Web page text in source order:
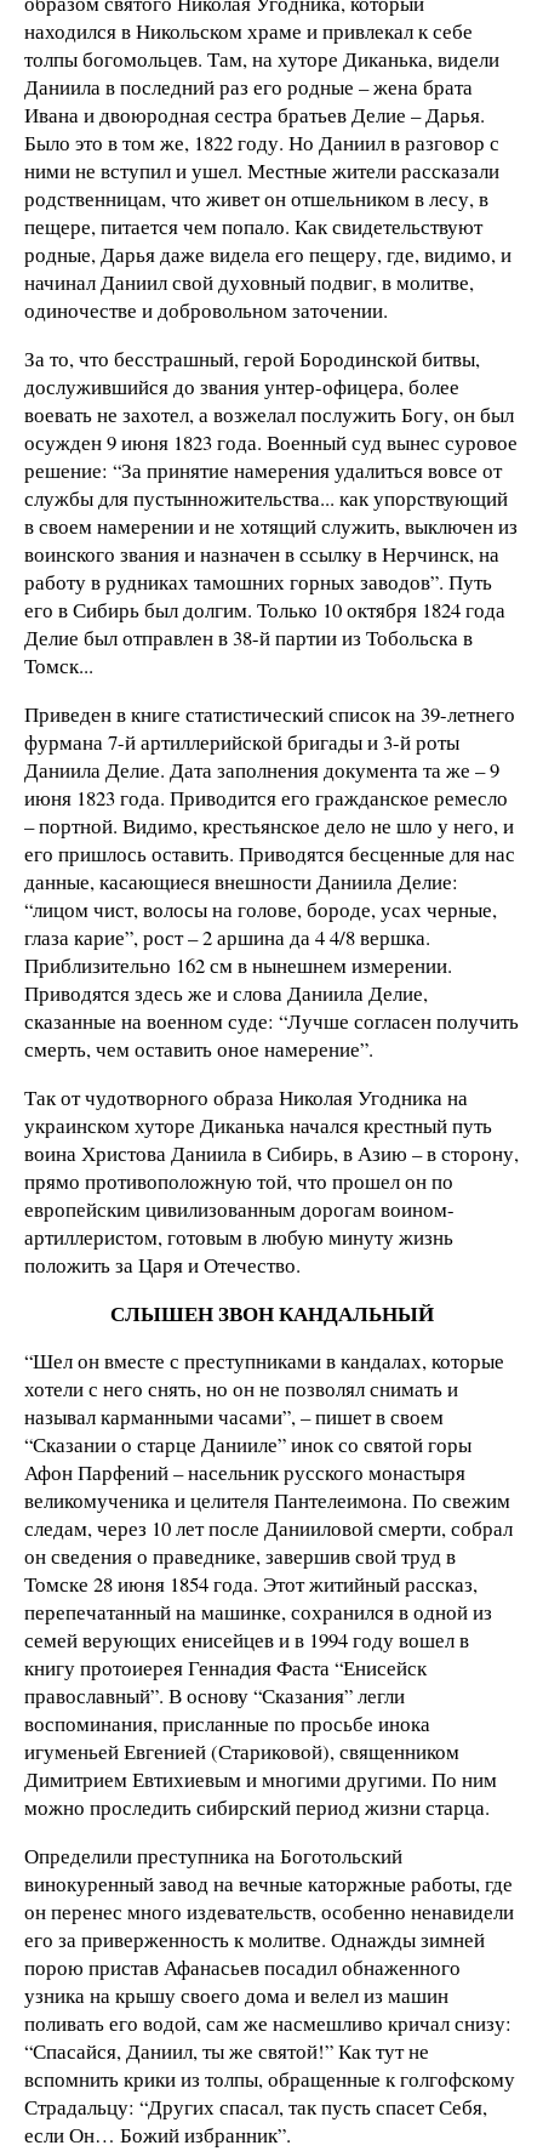
находился в Никольском храме и привлекал к себе
толпы богомольцев. Там, на хуторе Диканька, видели
Даниила в последний раз его родные – жена брата
Ивана и двоюродная сестра братьев Делие – Дарья.
Было это в том же, 1822 году. Но Даниил в разговор с
ними не вступил и ушел. Местные жители рассказали
родственницам, что живет он отшельником в лесу, в
пещере, питается чем попало. Как свидетельствуют
родные, Дарья даже видела его пещеру, где, видимо, и
начинал Даниил свой духовный подвиг, в молитве,
одиночестве и добровольном заточении.
За то, что бесстрашный, герой Бородинской битвы,
дослужившийся до звания унтер-офицера, более
воевать не захотел, а возжелал послужить Богу, он был
осужден 9 июня 1823 года. Военный суд вынес суровое
решение: “За принятие намерения удалиться вовсе от
службы для пустынножительства... как упорствующий
в своем намерении и не хотящий служить, выключен из
воинского звания и назначен в ссылку в Нерчинск, на
работу в рудниках тамошних горных заводов”. Путь
его в Сибирь был долгим. Только 10 октября 1824 года
Делие был отправлен в 38-й партии из Тобольска в
Томск...
Приведен в книге статистический список на 39-летнего
фурмана 7-й артиллерийской бригады и 3-й роты
Даниила Делие. Дата заполнения документа та же – 9
июня 1823 года. Приводится его гражданское ремесло
– портной. Видимо, крестьянское дело не шло у него, и
его пришлось оставить. Приводятся бесценные для нас
данные, касающиеся внешности Даниила Делие:
“лицом чист, волосы на голове, бороде, усах черные,
глаза карие”, рост – 2 аршина да 4 4/8 вершка.
Приблизительно 162 см в нынешнем измерении.
Приводятся здесь же и слова Даниила Делие,
сказанные на военном суде: “Лучше согласен получить
смерть, чем оставить оное намерение”.
Так от чудотворного образа Николая Угодника на
украинском хуторе Диканька начался крестный путь
воина Христова Даниила в Сибирь, в Азию – в сторону,
прямо противоположную той, что прошел он по
европейским цивилизованным дорогам воином-
артиллеристом, готовым в любую минуту жизнь
положить за Царя и Отечество.
СЛЫШЕН ЗВОН КАНДАЛЬНЫЙ
“Шел он вместе с преступниками в кандалах, которые
хотели с него снять, но он не позволял снимать и
называл карманными часами”, – пишет в своем
“Сказании о старце Данииле” инок со святой горы
Афон Парфений – насельник русского монастыря
великомученика и целителя Пантелеимона. По свежим
следам, через 10 лет после Данииловой смерти, собрал
он сведения о праведнике, завершив свой труд в
Томске 28 июня 1854 года. Этот житийный рассказ,
перепечатанный на машинке, сохранился в одной из
семей верующих енисейцев и в 1994 году вошел в
книгу протоиерея Геннадия Фаста “Енисейск
православный”. В основу “Сказания” легли
воспоминания, присланные по просьбе инока
игуменьей Евгенией (Стариковой), священником
Димитрием Евтихиевым и многими другими. По ним
можно проследить сибирский период жизни старца.
Определили преступника на Боготольский
винокуренный завод на вечные каторжные работы, где
он перенес много издевательств, особенно ненавидели
его за приверженность к молитве. Однажды зимней
порою пристав Афанасьев посадил обнаженного
узника на крышу своего дома и велел из машин
поливать его водой, сам же насмешливо кричал снизу:
“Спасайся, Даниил, ты же святой!” Как тут не
вспомнить крики из толпы, обращенные к голгофскому
Страдальцу: “Других спасал, так пусть спасет Себя,
если Он… Божий избранник”.